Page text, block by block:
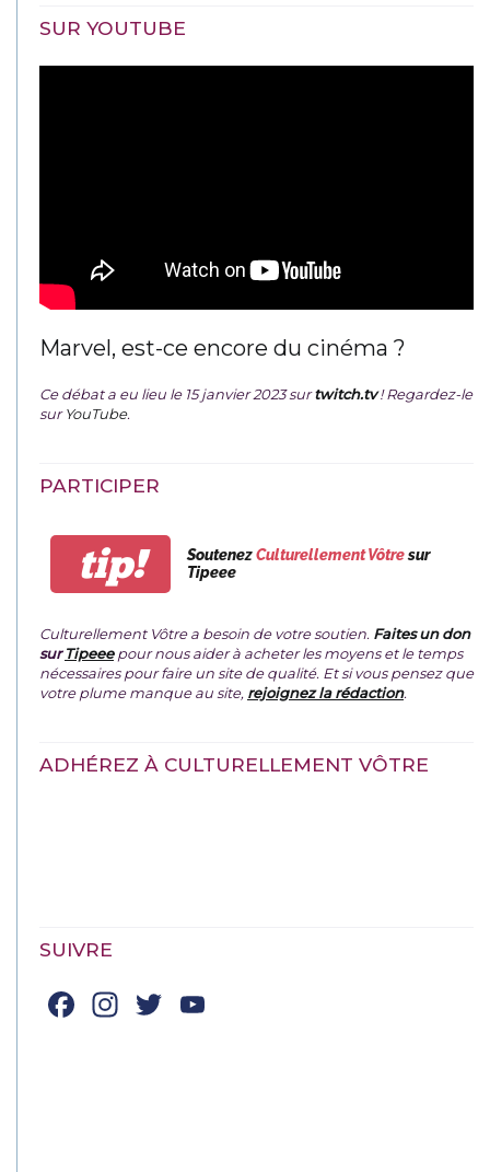
SUR YOUTUBE
Marvel, est-ce encore du cinéma ?
Ce débat a eu lieu le 15 janvier 2023 surtwitch.tv ! Regardez-le
surYouTube.
PARTICIPER
tip! SoutenezCulturellement Vôtresur
Tipeee
Culturellement Vôtre a besoin de votre soutien. Faites un don
surTipeeepour nous aider à acheter les moyens et le temps
nécessaires pour faire un site de qualité. Et si vous pensez que
votre plume manque au site, rejoignez la rédaction.
ADHÉREZ À CULTURELLEMENT VÔTRE
SUIVRE
Facebook
Instagram
Twitter